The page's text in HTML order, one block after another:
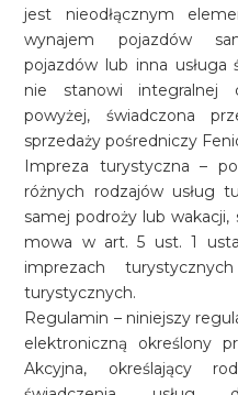
jest nieodłącznym
wynajem pojazdów
pojazdów lub inna usługa
nie stanowi integralnej
powyżej, świadczona
sprzedaży pośredniczy
Impreza turystyczna –
różnych rodzajów usług
samej podroży lub wakacji,
mowa w art. 5 ust. 1
imprezach
turystycznych.
Regulamin – niniejszy
elektroniczną określony
Akcyjna, określający